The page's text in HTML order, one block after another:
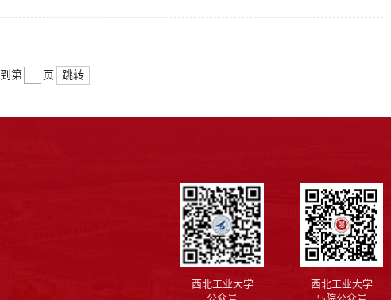
到第 页 跳转
西北工业大学
西北工业大学